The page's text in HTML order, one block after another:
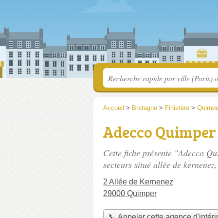
Accueil > Bretagne > Finistère >
Adecco
Cette fiche présente "Adecco
secteurs situé allée de kernenez
2 Allée de Kernenez
29000 Quimper